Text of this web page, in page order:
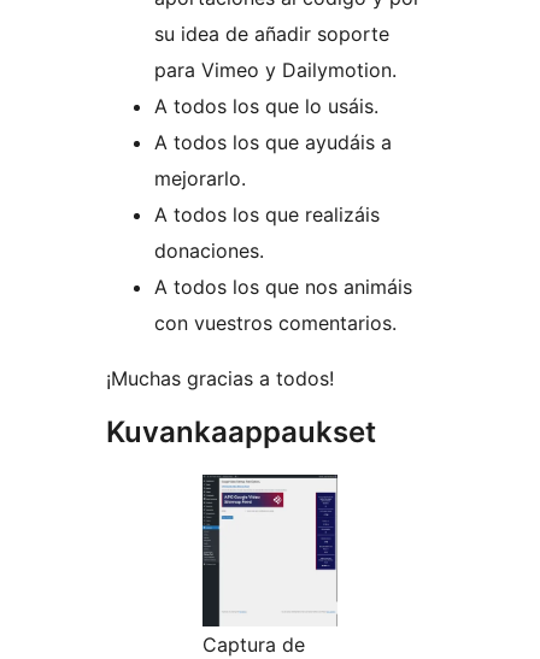
su idea de añadir soporte
para Vimeo y Dailymotion.
A todos los que lo usáis.
A todos los que ayudáis a
mejorarlo.
A todos los que realizáis
donaciones.
A todos los que nos animáis
con vuestros comentarios.
¡Muchas gracias a todos!
Kuvankaappaukset
Captura de